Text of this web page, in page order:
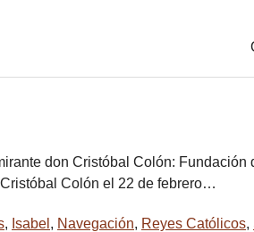
don Cristóbal Colón:
Colón el 22 de febrero…
, Isabel , Navegación, Reyes Católicos,